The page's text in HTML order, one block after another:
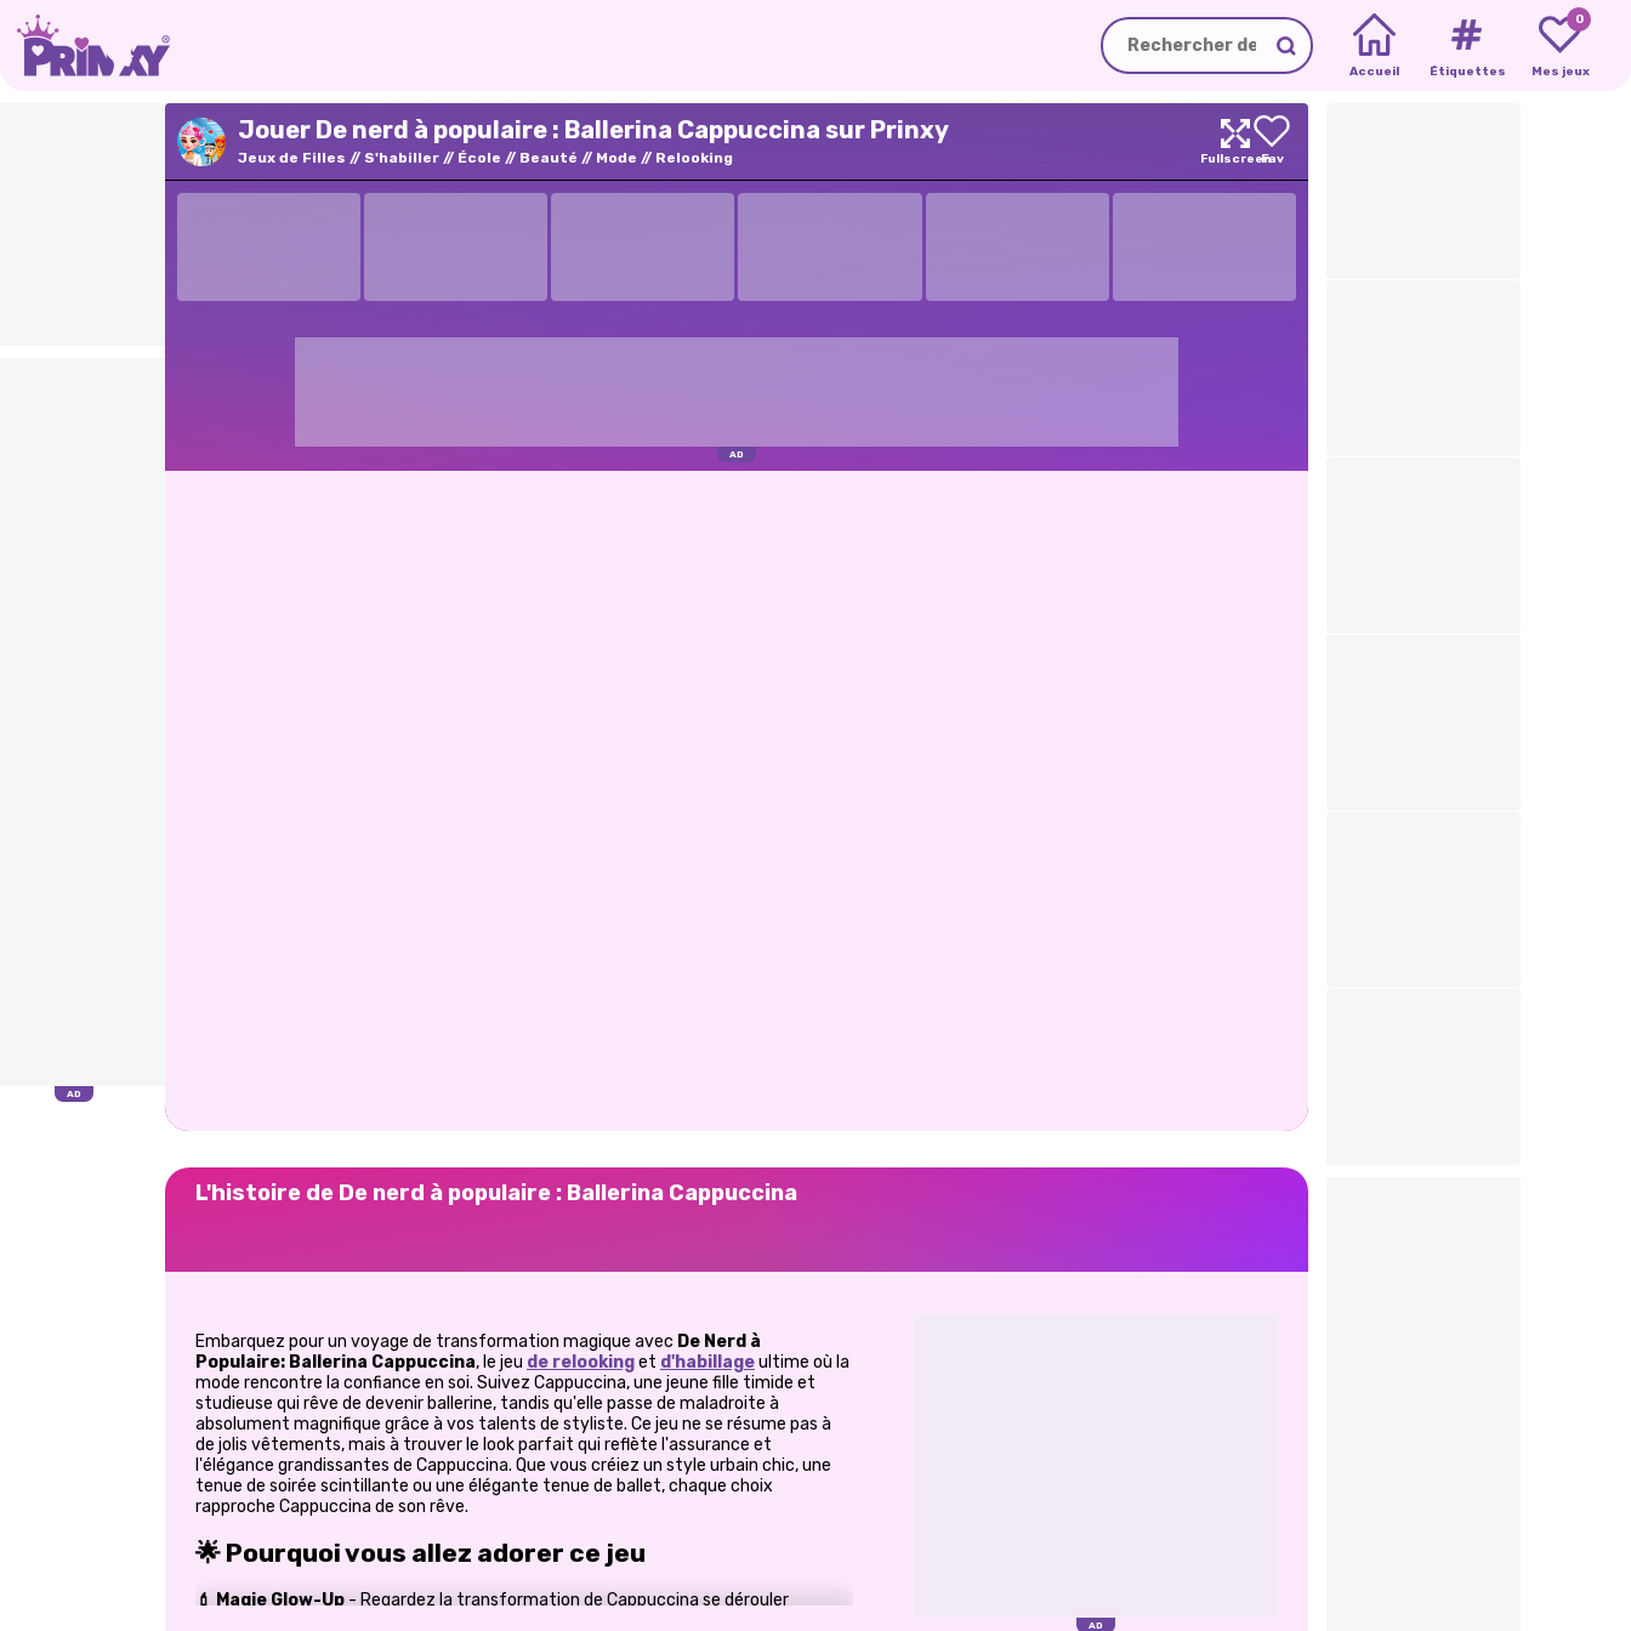
Accueil Étiquettes
0
Mes jeux
Jouer De nerd à populaire : Ballerina Cappuccina sur Prinxy
Jeux de Filles S'habiller École Beauté Mode Relooking
L'histoire de De nerd à populaire : Ballerina Cappuccina
Embarquez pour un voyage de transformation magique avec De Nerd à
Populaire: Ballerina Cappuccina, le jeu de relookinget d'habillageultime où la
mode rencontre la confiance en soi. Suivez Cappuccina, une jeune fille timide et
studieuse qui rêve de devenir ballerine, tandis qu'elle passe de maladroite à
absolument magnifique grâce à vos talents de styliste. Ce jeu ne se résume pas à
de jolis vêtements, mais à trouver le look parfait qui reflète l'assurance et
l'élégance grandissantes de Cappuccina. Que vous créiez un style urbain chic, une
tenue de soirée scintillante ou une élégante tenue de ballet, chaque choix
rapproche Cappuccina de son rêve.
🌟 Pourquoi vous allez adorer ce jeu
💄 Magie Glow-Up - Regardez la transformation de Cappuccina se dérouler